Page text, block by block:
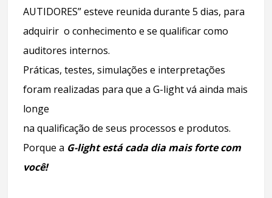
AUTIDORES” esteve reunida durante 5 dias, para
adquirir o conhecimento e se qualificar como
auditores internos.
Práticas, testes, simulações e interpretações
foram realizadas para que a G-light vá ainda mais
longe
na qualificação de seus processos e produtos.
Porque a G-light está cada dia mais forte com
você!